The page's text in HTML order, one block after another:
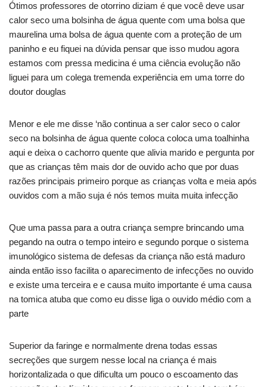
Ótimos professores de otorrino diziam é que você deve usar
calor seco uma bolsinha de água quente com uma bolsa que
maurelina uma bolsa de água quente com a proteção de um
paninho e eu fiquei na dúvida pensar que isso mudou agora
estamos com pressa medicina é uma ciência evolução não
liguei para um colega tremenda experiência em uma torre do
doutor douglas
Menor e ele me disse ‘não continua a ser calor seco o calor
seco na bolsinha de água quente coloca coloca uma toalhinha
aqui e deixa o cachorro quente que alivia marido e pergunta por
que as crianças têm mais dor de ouvido acho que por duas
razões principais primeiro porque as crianças volta e meia após
ouvidos com a mão suja é nós temos muita muita infecção
Que uma passa para a outra criança sempre brincando uma
pegando na outra o tempo inteiro e segundo porque o sistema
imunológico sistema de defesas da criança não está maduro
ainda então isso facilita o aparecimento de infecções no ouvido
e existe uma terceira e e causa muito importante é uma causa
na tomica atuba que como eu disse liga o ouvido médio com a
parte
Superior da faringe e normalmente drena todas essas
secreções que surgem nesse local na criança é mais
horizontalizada o que dificulta um pouco o escoamento das